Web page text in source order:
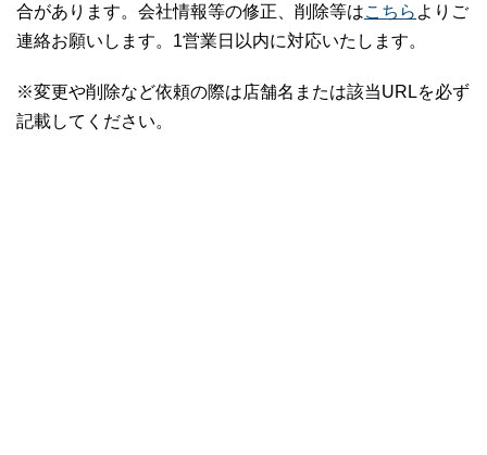
合があります。会社情報等の修正、削除等はこちら よりご
連絡お願いします。1営業日以内に対応いたします。
※変更や削除など依頼の際は店舗名または該当URLを必ず
記載してください。